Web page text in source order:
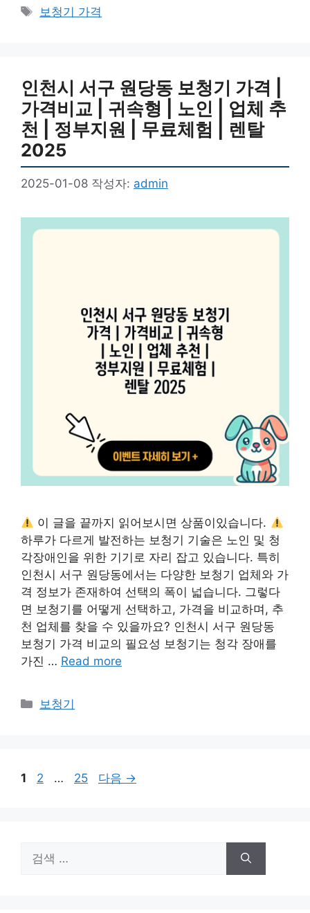
테
태
보청기 가격
인천시 서구 원당동 보청기 가격 |
가격비교 | 귀속형 | 노인 | 업체 추
천 | 정부지원 | 무료체험 | 렌탈
2025
2025-01-08 작성자: admin
이 글을 끝까지 읽어보시면 상품이있습니다.
하루가 다르게 발전하는 보청기 기술은 노인 및 청
각장애인을 위한 기기로 자리 잡고 있습니다. 특히
인천시 서구 원당동에서는 다양한 보청기 업체와 가
격 정보가 존재하여 선택의 폭이 넓습니다. 그렇다
면 보청기를 어떻게 선택하고, 가격을 비교하며, 추
천 업체를 찾을 수 있을까요? 인천시 서구 원당동
보청기 가격 비교의 필요성 보청기는 청각 장애를
가진 … Read more
카
보청기
페
1
페
2 …
페
25 다음 →
색: